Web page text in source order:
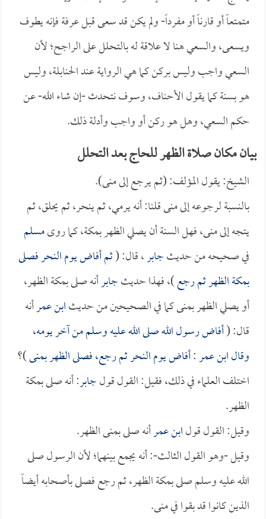
متمتعاً أو قارناً أو مفرداً- ولم يكن قد سعى قبل عرفة فإنه يطوف
ويسعى، والسعي هنا لا علاقة له بالتحلل على الراجح؛ لأن
السعي واجب وليس بركن كما هي الرواية عند الحنابلة، وليس
هو بسنة كما يقول الأحناف، وسوف نتحدث -إن شاء الله- عن
حكم السعي، وهل هو ركن أو واجب وأدلة ذلك.
بيان مكان صلاة الظهر للحاج بعد التحلل
الشيخ: يقول المؤلف: (ثم يرجع إلى منى).
بالنسبة لرجوعه إلى منى قلنا: أنه يرمي، ثم ينحر، ثم يحلق، ثم
يتجه إلى منى، فهل السنة أن يصلي الظهر بمكة، كما روىمسلم
في صحيحه من حديثجابر، قال: (ثم أفاض يوم النحر فصلى
بمكة الظهر ثم رجع)، فهذا حديثجابرأنه صلى بمكة الظهر،
أو يصلي الظهر بمنى كما في الصحيحين من حديثابن عمرأنه
قال: (أفاض رسول الله صلى الله عليه وسلم من آخر يومه،
وقالابن عمر: أفاض يوم النحر ثم رجع، فصلى الظهر بمنى)؟
اختلف العلماء في ذلك، فقيل: القول قولجابر: أنه صلى بمكة
الظهر.
وقيل: القول قولابن عمرأنه صلى بمنى الظهر.
وقيل -وهو القول الثالث-: أنه يجمع بينهما؛ لأن الرسول صلى
الله عليه وسلم صلى بمكة الظهر، ثم رجع فصلى بأصحابه أيضاً
الذين كانوا قد بقوا في منى.